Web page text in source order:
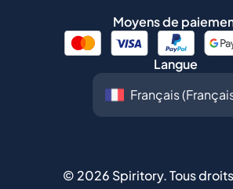
Moyens de
Langue
© 2026 Spiritory.Tous